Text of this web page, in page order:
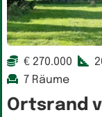
€ 270.000
7 Räume
Ortsrand